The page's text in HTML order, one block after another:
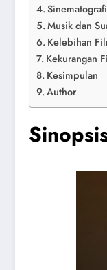
Musik dan
Kelebihan
Kekurangan
Kesimpulan
Author